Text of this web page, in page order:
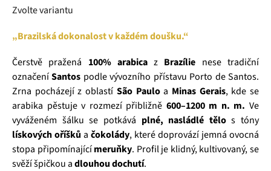
Zvolte variantu
„Brazilská dokonalost v každém doušku.“
Čerstvě pražená 100% arabicaz Brazílie nese tradiční
označeníSantos podle vývozního přístavu Porto de Santos.
Zrna pocházejí z oblastí São Pauloa Minas Gerais, kde se
arabika pěstuje v rozmezí přibližně 600–1200 m n. m. Ve
vyváženém šálku se potkává plné, nasládlé tělos tóny
lískových oříšků a čokolády, které doprovází jemná ovocná
stopa připomínajícímeruňky. Profil je klidný, kultivovaný, se
svěží špičkou adlouhou dochutí.